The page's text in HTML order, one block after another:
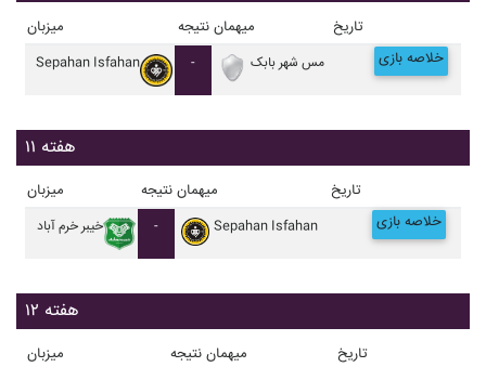
میزبان نتیجه میهمان تاریخ
Sepahan Isfahan - مس شهر بابک خلاصه بازی
هفته ۱۱
میزبان نتیجه میهمان تاریخ
خيبر خرم آباد - Sepahan Isfahan خلاصه بازی
هفته ۱۲
میزبان نتیجه میهمان تاریخ